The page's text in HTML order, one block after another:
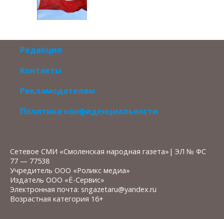
Редакция
Контакты
Рекламодателям
Политика конфиденциальности
Сетевое СМИ «Смоленская народная газета»| ЭЛ № ФС
77 — 77538
Учредитель ООО «Роликс медиа»
Издатель ООО «Ё-Сервис»
Электронная почта: sngazetaru@yandex.ru
Возрастная категория 16+